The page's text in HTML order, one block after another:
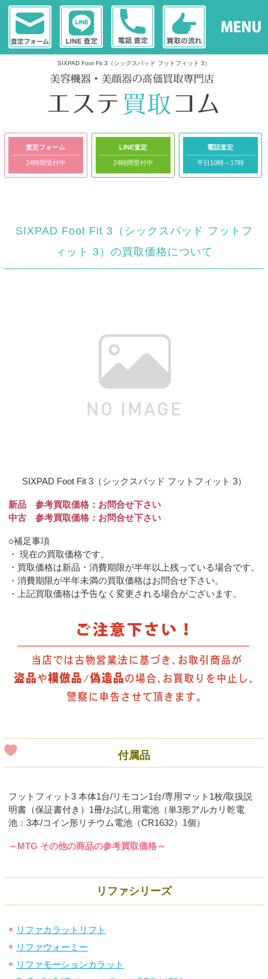
SIXPAD Foot Fit 3（シックスパッド フットフィット 3）
査定フォーム
24時間受付中
LINE査定
24時間受付中
電話査定
平日10時～17時
SIXPAD Foot Fit 3（シックスパッド フットフ
ィット 3）の買取価格について
SIXPAD Foot Fit 3（シックスパッド フットフィット 3）
新品 参考買取価格：お問合せ下さい
中古 参考買取価格：お問合せ下さい
○補足事項
・ 現在の買取価格です。
・買取価格は新品・消費期限が半年以上残っている場合です。
・消費期限が半年未満の買取価格はお問合せ下さい。
・上記買取価格は予告なく変更される場合がございます。
付属品
フットフィット3 本体1台/リモコン1台/専用マット1枚/取扱説
明書（保証書付き）1冊/お試し用電池（単3形アルカリ乾電
池：3本/コイン形リチウム電池（CR1632）1個）
～MTG その他の商品の参考買取価格～
リファシリーズ
リファカラットリフト
リファウォーミー
リファモーションカラット